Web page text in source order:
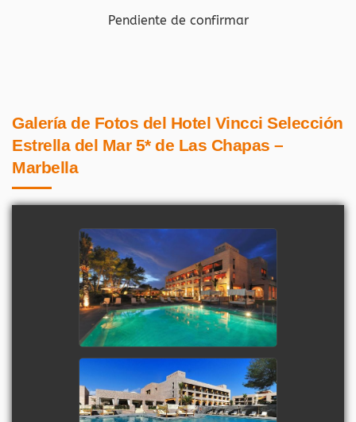
Pendiente de confirmar
Galería de Fotos del Hotel Vincci Selección
Estrella del Mar 5* de Las Chapas –
Marbella